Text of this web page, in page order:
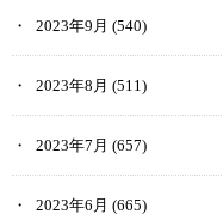
2023年9月 (540)
2023年8月 (511)
2023年7月 (657)
2023年6月 (665)